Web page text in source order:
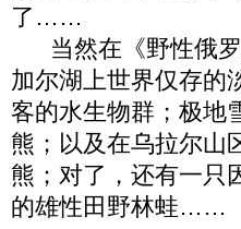
了……
当然在《野性俄罗
加尔湖上世界仅存的
客的水生物群；极地
熊；以及在乌拉尔山
熊；对了，还有一只
的雄性田野林蛙……